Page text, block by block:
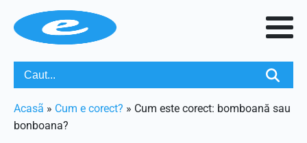
Acasã » Cum e corect? » Cum este corect: bomboană sau
bonboana?